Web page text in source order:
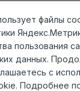
градусов
метод
файлы
пользования
данных.
с
Подробнее